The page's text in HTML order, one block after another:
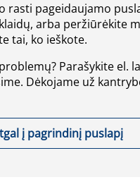
rasti pageidaujamo
arba peržiūrėkite
tai, ko ieškote.
Parašykite el.
Dėkojame už
į pagrindinį puslapį